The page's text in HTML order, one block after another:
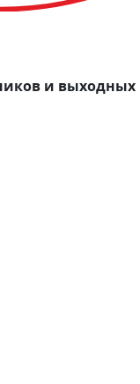
и выходных